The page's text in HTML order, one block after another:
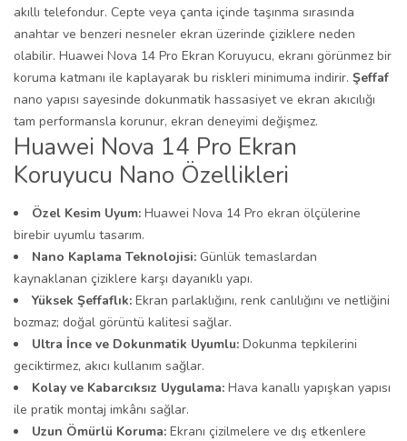
akıllı telefondur. Cepte veya çanta içinde taşınma sırasında
anahtar ve benzeri nesneler ekran üzerinde çiziklere neden
olabilir. Huawei Nova 14 Pro Ekran Koruyucu, ekranı görünmez bir
koruma katmanı ile kaplayarak bu riskleri minimuma indirir. Şeffaf
nano yapısı sayesinde dokunmatik hassasiyet ve ekran akıcılığı
tam performansla korunur, ekran deneyimi değişmez.
Huawei Nova 14 Pro Ekran
Koruyucu Nano Özellikleri
Özel Kesim Uyum: Huawei Nova 14 Pro ekran ölçülerine
birebir uyumlu tasarım.
Nano Kaplama Teknolojisi: Günlük temaslardan
kaynaklanan çiziklere karşı dayanıklı yapı.
Yüksek Şeffaflık: Ekran parlaklığını, renk canlılığını ve netliğini
bozmaz; doğal görüntü kalitesi sağlar.
Ultra İnce ve Dokunmatik Uyumlu: Dokunma tepkilerini
geciktirmez, akıcı kullanım sağlar.
Kolay ve Kabarcıksız Uygulama: Hava kanallı yapışkan yapısı
ile pratik montaj imkânı sağlar.
Uzun Ömürlü Koruma: Ekranı çizilmelere ve dış etkenlere